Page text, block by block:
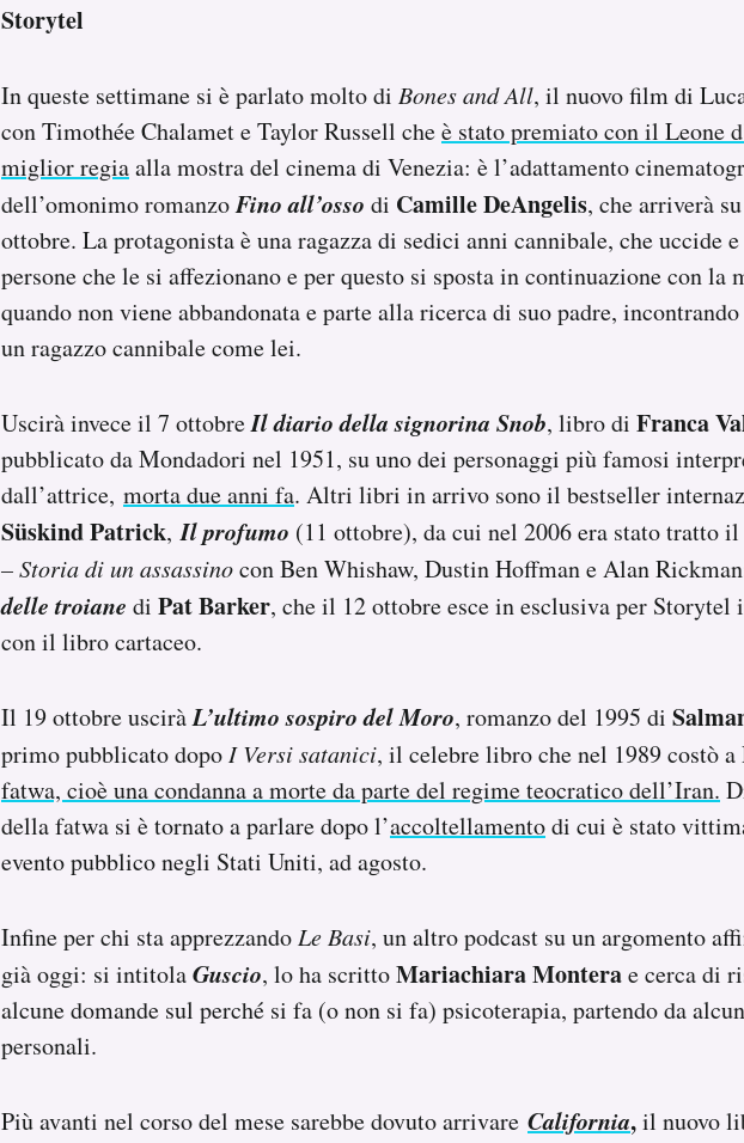
Storytel
In queste settimane si è parlato molto di Bones and All, il nuovo film di
con Timothée Chalamet e Taylor Russell cheè stato premiato con il Leone
miglior regiaalla mostra del cinema di Venezia: è l’adattamento
dell’omonimo romanzoFino all’osso di Camille DeAngelis, che arriverà
ottobre. La protagonista è una ragazza di sedici anni cannibale, che uccide
persone che le si affezionano e per questo si sposta in continuazione con la
quando non viene abbandonata e parte alla ricerca di suo padre,
un ragazzo cannibale come lei.
Uscirà invece il 7 ottobreIl diario della signorina Snob, libro di Franca
pubblicato da Mondadori nel 1951, su uno dei personaggi più famosi
dall’attrice, morta due anni fa. Altri libri in arrivo sono il bestseller
Süskind Patrick,Il profumo (11 ottobre), da cui nel 2006 era stato tratto
– Storia di un assassinocon Ben Whishaw, Dustin Hoffman e Alan
delle troiane di Pat Barker, che il 12 ottobre esce in esclusiva per Storytel
con il libro cartaceo.
Il 19 ottobre usciràL’ultimo sospiro del Moro, romanzo del 1995 di
primo pubblicato dopo I Versi satanici, il celebre libro che nel 1989 costò a
fatwa, cioè una condanna a morte da parte del regime teocratico dell’Iran.
della fatwa si è tornato a parlare dopo l’accoltellamentodi cui è stato
evento pubblico negli Stati Uniti, ad agosto.
Infine per chi sta apprezzando Le Basi, un altro podcast su un argomento
già oggi: si intitolaGuscio, lo ha scrittoMariachiara Monterae cerca di
alcune domande sul perché si fa (o non si fa) psicoterapia, partendo da
personali.
Più avanti nel corso del mese sarebbe dovuto arrivare California,il nuovo